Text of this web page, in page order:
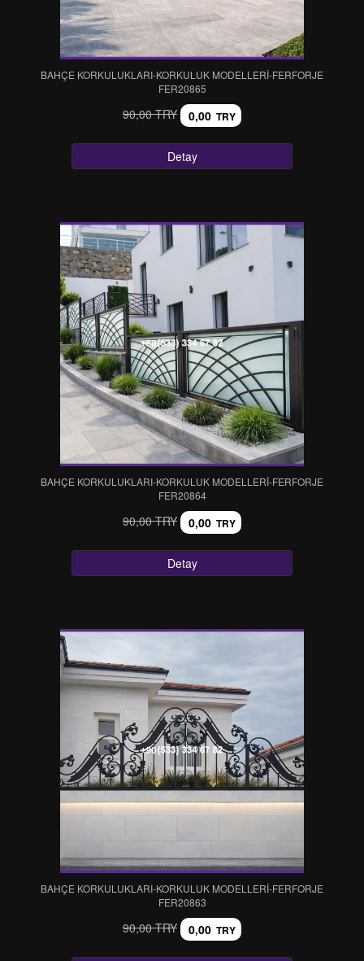
BAHÇE KORKULUKLARI-KORKULUK MODELLERİ-FERFORJE
FER20865
90,00 TRY 0,00 TRY
Detay
BAHÇE KORKULUKLARI-KORKULUK MODELLERİ-FERFORJE
FER20864
90,00 TRY 0,00 TRY
Detay
BAHÇE KORKULUKLARI-KORKULUK MODELLERİ-FERFORJE
FER20863
90,00 TRY 0,00 TRY